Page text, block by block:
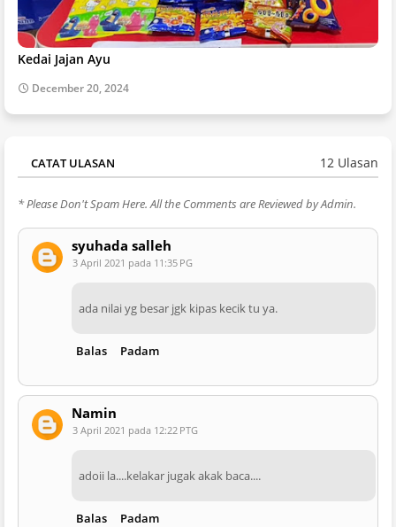
Kedai Jajan Ayu
December 20, 2024
CATAT ULASAN 12 Ulasan
* Please Don't Spam Here. All the Comments are Reviewed by Admin.
syuhada salleh
3 April 2021 pada 11:35 PG
ada nilai yg besar jgk kipas kecik tu ya.
Balas Padam
Namin
3 April 2021 pada 12:22 PTG
adoii la....kelakar jugak akak baca....
Balas Padam